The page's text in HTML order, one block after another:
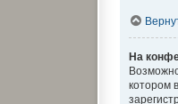
На
котором